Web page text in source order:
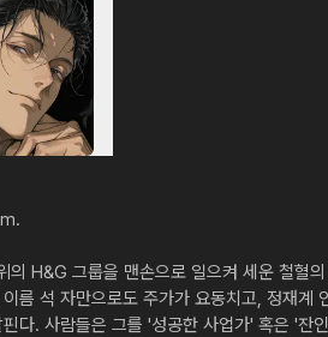
의 H&G 그룹을 맨손으로 일으켜 세운 철혈
름 석 자만으로도 주가가 요동치고, 정재계
다. 사람들은 그를 '성공한 사업가' 혹은 '잔